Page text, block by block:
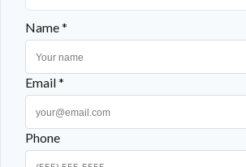
Name *
Email *
Phone